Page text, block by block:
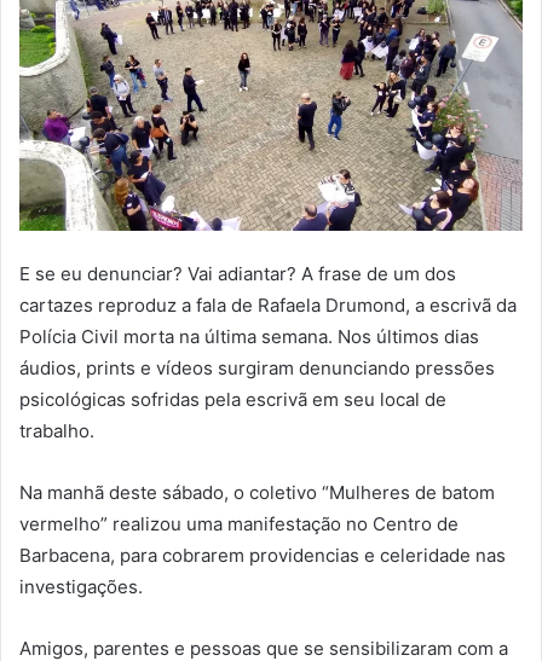
E se eu denunciar? Vai adiantar? A frase de um dos
cartazes reproduz a fala de Rafaela Drumond, a escrivã da
Polícia Civil morta na última semana. Nos últimos dias
áudios, prints e vídeos surgiram denunciando pressões
psicológicas sofridas pela escrivã em seu local de
trabalho.
Na manhã deste sábado, o coletivo “Mulheres de batom
vermelho” realizou uma manifestação no Centro de
Barbacena, para cobrarem providencias e celeridade nas
investigações.
Amigos, parentes e pessoas que se sensibilizaram com a